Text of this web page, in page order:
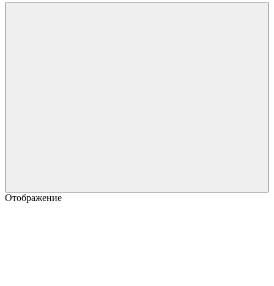
Отображение